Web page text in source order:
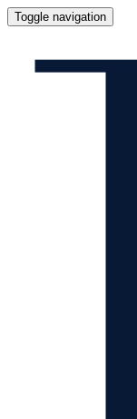
Toggle navigation